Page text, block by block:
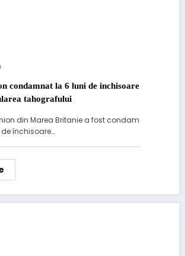
condamnat la 6 luni de inchisoare
tahografului
din Marea Britanie a fost condam
închisoare…